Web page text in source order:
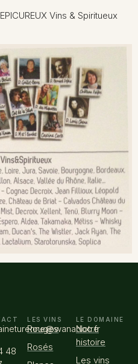
Vins & Spiritueux
LE DOMAINE
Notre
histoire
Les vins
LES VINS
Rouges
Rosés
48